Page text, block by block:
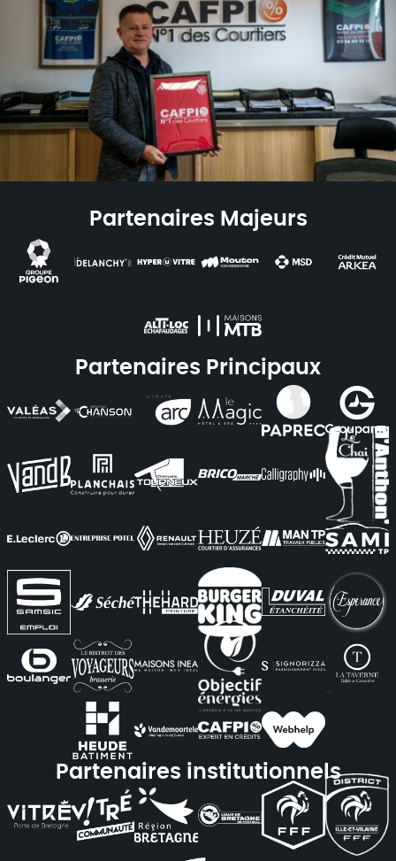
Partenaires Majeurs
Partenaires Principaux
Partenaires institutionnels